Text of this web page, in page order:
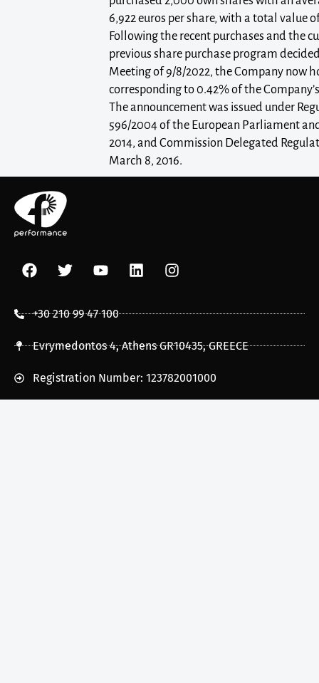
6,922 euros per share, with a total value
Following the recent purchases and the
previous share purchase program
Meeting of 9/8/2022, the Company now
corresponding to 0.42% of the
The announcement was issued under
596/2004 of the European Parliament
2014, and Commission Delegated
March 8, 2016.
+30 210 99 47 100
Evrymedontos 4, Athens GR10435, GREECE
Registration Number: 123782001000